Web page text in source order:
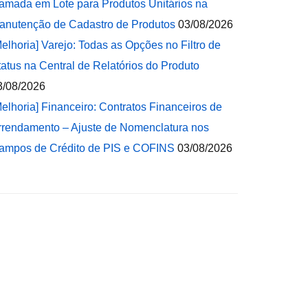
em Lote para Produtos Unitários na
de Cadastro de Produtos 03/08/2026
Varejo: Todas as Opções no Filtro de
na Central de Relatórios do Produto
08/2026
Financeiro: Contratos Financeiros de
– Ajuste de Nomenclatura nos
de Crédito de PIS e COFINS 03/08/2026